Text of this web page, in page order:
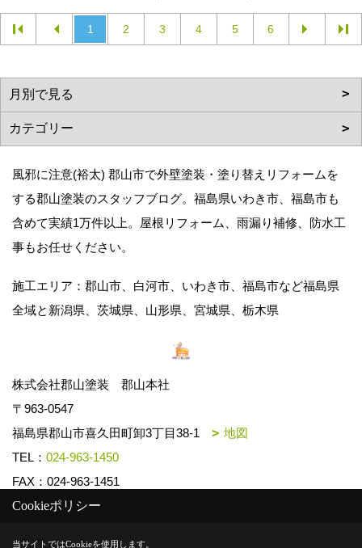
1 2 3 4 5 6
風邪に注意(裕太) 郡山市で外壁塗装・塗り替えリフォームを
する郡山塗装のスタッフブログ。福島県いわき市、福島市も
含めて実績1万件以上。屋根リフォーム、雨漏り補修、防水工
事もお任せください。
施工エリア：郡山市、白河市、いわき市、福島市など福島県
全域と新潟県、茨城県、山形県、宮城県、栃木県
株式会社郡山塗装 郡山本社
〒963-0547
福島県郡山市喜久田町卸3丁目38-1
地図
TEL： 024-963-1450
FAX：024-963-1451
Copyright (c) k-toso. All Rights Reserved.
Cookieポリシー
当サイトではCookieを使用します。